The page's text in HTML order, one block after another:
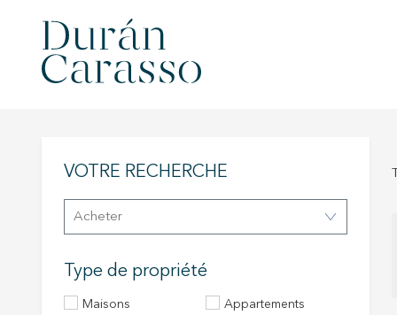
VOTRE RECHERCHE
Acheter
Type de propriété
Maisons Appartements